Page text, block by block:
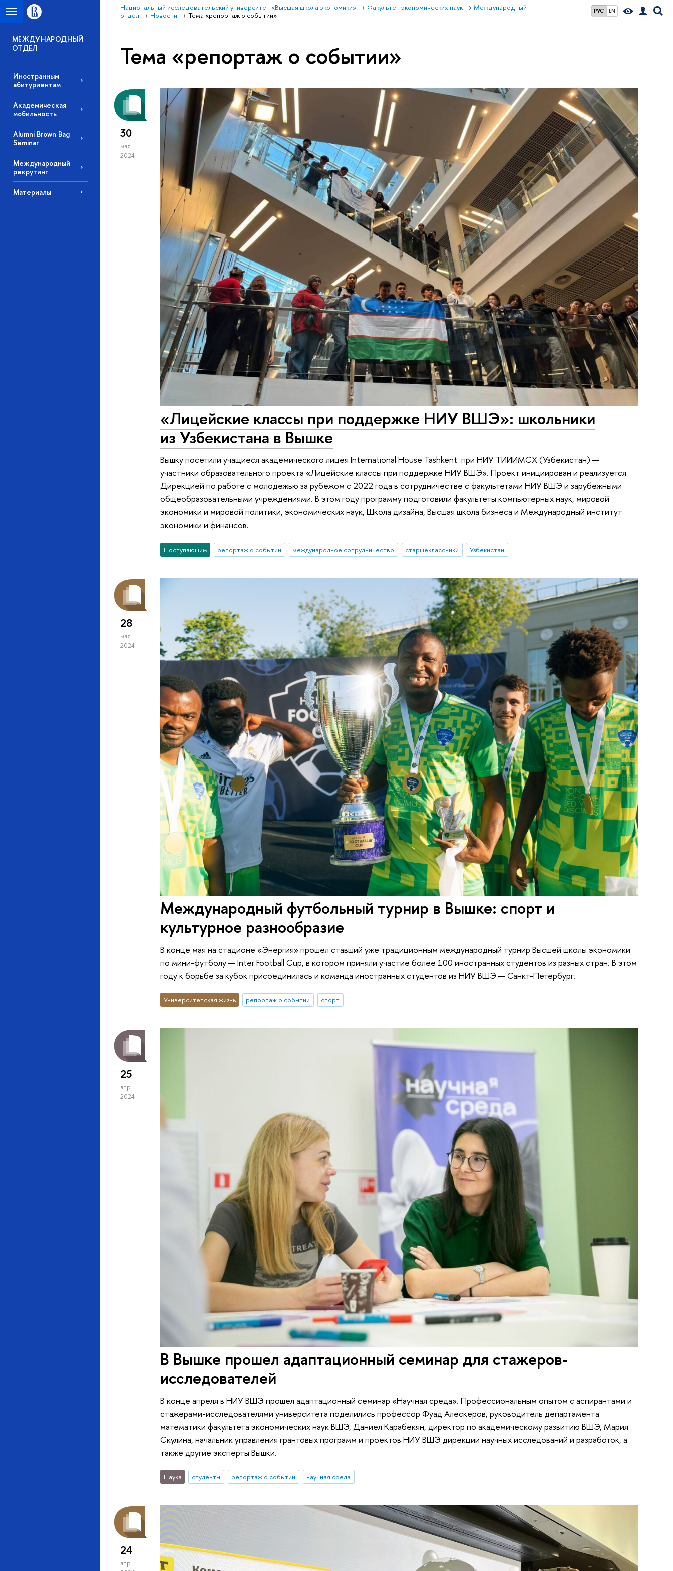
РУС EN
Национальный исследовательский университет «Высшая школа экономики» Факультет экономических наук
Международный
отдел
Новости Тема «репортаж о событии»
МЕЖДУНАРОДНЫЙ
ОТДЕЛ
Иностранным
абитуриентам
Академическая
мобильность
Alumni Brown Bag
Seminar
Международный
рекрутинг
Материалы
Тема «репортаж о событии»
30
мая
2024
«Лицейские классы при поддержке НИУ ВШЭ»: школьники
из Узбекистана в Вышке
Вышку посетили учащиеся академического лицея International House Tashkent при НИУ ТИИИМСХ (Узбекистан) —
участники образовательного проекта «Лицейские классы при поддержке НИУ ВШЭ». Проект инициирован и реализуется
Дирекцией по работе с молодежью за рубежом с 2022 года в сотрудничестве с факультетами НИУ ВШЭ и зарубежными
общеобразовательными учреждениями. В этом году программу подготовили факультеты компьютерных наук, мировой
экономики и мировой политики, экономических наук, Школа дизайна, Высшая школа бизнеса и Международный институт
экономики и финансов.
Поступающим репортаж о событии международное сотрудничество старшеклассники Узбекистан
28
мая
2024
Международный футбольный турнир в Вышке: спорт и
культурное разнообразие
В конце мая на стадионе «Энергия» прошел ставший уже традиционным международный турнир Высшей школы экономики
по мини-футболу — Inter Football Cup, в котором приняли участие более 100 иностранных студентов из разных стран. В этом
году к борьбе за кубок присоединилась и команда иностранных студентов из НИУ ВШЭ — Санкт-Петербург.
Университетская жизнь репортаж о событии спорт
25
апр
2024
В Вышке прошел адаптационный семинар для стажеров-
исследователей
В конце апреля в НИУ ВШЭ прошел адаптационный семинар «Научная среда». Профессиональным опытом с аспирантами и
стажерами-исследователями университета поделились профессор Фуад Алескеров, руководитель департамента
математики факультета экономических наук ВШЭ, Даниел Карабекян, директор по академическому развитию ВШЭ, Мария
Скулина, начальник управления грантовых программ и проектов НИУ ВШЭ дирекции научных исследований и разработок, а
также другие эксперты Вышки.
Наука студенты репортаж о событии научная среда
24
апр